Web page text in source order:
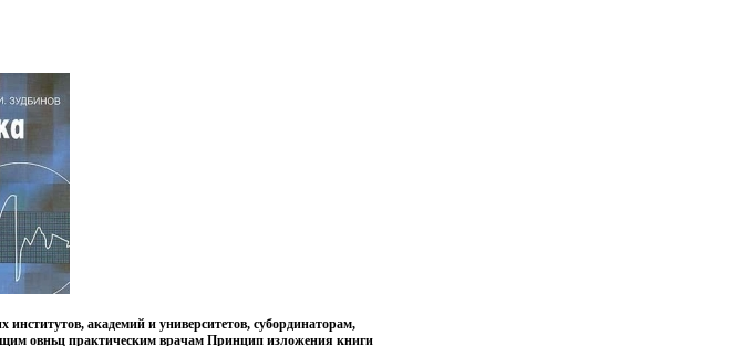
академий и университетов, субординаторам,
овньц практическим врачам Принцип изложения книги